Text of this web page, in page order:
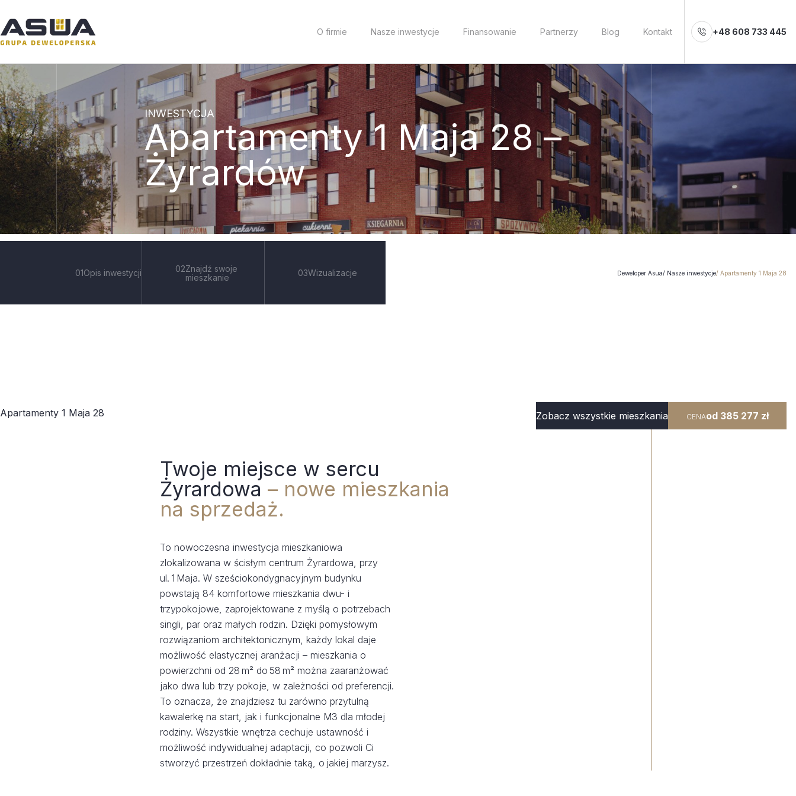
O firmie Nasze inwestycje Finansowanie Partnerzy Blog Kontakt +48 608 733 445
INWESTYCJA
Apartamenty 1 Maja 28 –
Żyrardów
Opis inwestycji
Znajdź swoje
mieszkanie
Wizualizacje Deweloper Asua Nasze inwestycje Apartamenty 1 Maja 28
Apartamenty 1 Maja 28 Zobacz wszystkie mieszkania CENAod 385 277 zł
Twoje miejsce w sercu
Żyrardowa – nowe mieszkania
na sprzedaż.
To nowoczesna inwestycja mieszkaniowa
zlokalizowana w ścisłym centrum Żyrardowa, przy
ul. 1 Maja. W sześciokondygnacyjnym budynku
powstają 84 komfortowe mieszkania dwu- i
trzypokojowe, zaprojektowane z myślą o potrzebach
singli, par oraz małych rodzin. Dzięki pomysłowym
rozwiązaniom architektonicznym, każdy lokal daje
możliwość elastycznej aranżacji – mieszkania o
powierzchni od 28 m² do 58 m² można zaaranżować
jako dwa lub trzy pokoje, w zależności od preferencji.
To oznacza, że znajdziesz tu zarówno przytulną
kawalerkę na start, jak i funkcjonalne M3 dla młodej
rodziny. Wszystkie wnętrza cechuje ustawność i
możliwość indywidualnej adaptacji, co pozwoli Ci
stworzyć przestrzeń dokładnie taką, o jakiej marzysz.